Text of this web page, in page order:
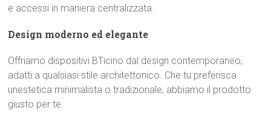
e accessi in maniera centralizzata.
Design moderno ed elegante
Offriamo dispositivi BTicino dal design contemporaneo,
adatti a qualsiasi stile architettonico. Che tu preferisca
unestetica minimalista o tradizionale, abbiamo il prodotto
giusto per te.